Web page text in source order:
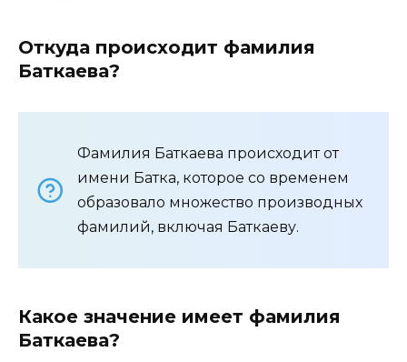
Откуда происходит фамилия
Баткаева?
Фамилия Баткаева происходит от
имени Батка, которое со временем
образовало множество производных
фамилий, включая Баткаеву.
Какое значение имеет фамилия
Баткаева?